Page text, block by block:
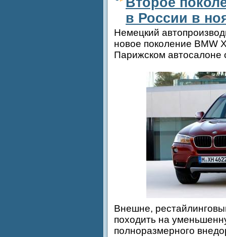
в России в
Немецкий
новое поколение BMW
Парижском автосалоне
Внешне,
походить на
полноразмерного